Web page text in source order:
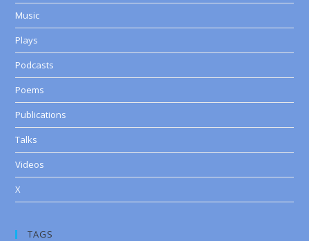
Music
Plays
Podcasts
Poems
Publications
Talks
Videos
X
TAGS